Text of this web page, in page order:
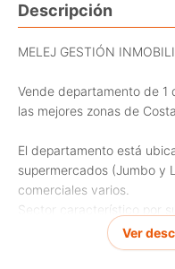
Descripción
MELEJ GESTIÓN
Vende departamento de 1
las mejores zonas de
El departamento está
supermercados (Jumbo y
comerciales varios.
Sector característico por
para pasar tiempo de
Cercano a playa los
Ver